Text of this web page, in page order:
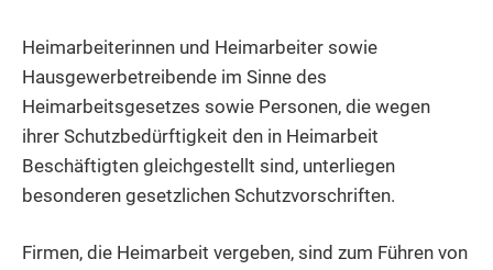
Heimarbeiterinnen und Heimarbeiter sowie
Hausgewerbetreibende im Sinne des
Heimarbeitsgesetzes sowie Personen, die wegen
ihrer Schutzbedürftigkeit den in Heimarbeit
Beschäftigten gleichgestellt sind, unterliegen
besonderen gesetzlichen Schutzvorschriften.
Firmen, die Heimarbeit vergeben, sind zum Führen von